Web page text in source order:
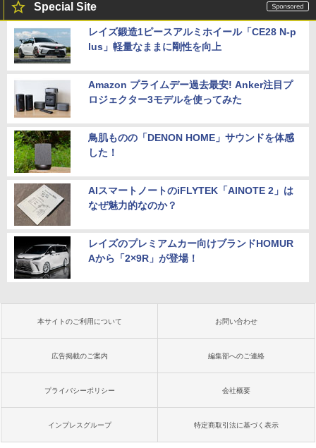
Special Site
レイズ鍛造1ピースアルミホイール「CE28 N-p
lus」軽量なままに剛性を向上
Amazon プライムデー過去最安! Anker注目プ
ロジェクター3モデルを使ってみた
鳥肌ものの「DENON HOME」サウンドを体感
した！
AIスマートノートのiFLYTEK「AINOTE 2」は
なぜ魅力的なのか？
レイズのプレミアムカー向けブランドHOMUR
Aから「2×9R」が登場！
本サイトのご利用について お問い合わせ
広告掲載のご案内 編集部へのご連絡
プライバシーポリシー 会社概要
インプレスグループ 特定商取引法に基づく表示